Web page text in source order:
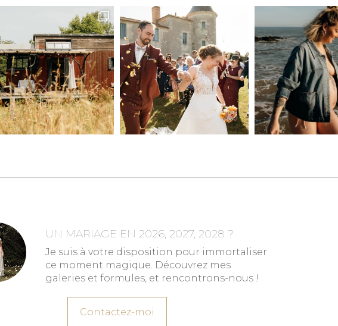
UN MARIAGE EN 2026, 2027, 2028 ?
Je suis à votre disposition pour immortaliser
ce moment magique. Découvrez mes
galeries et formules, et rencontrons-nous !
Contactez-moi